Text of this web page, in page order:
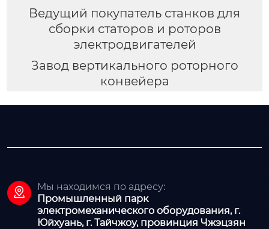
Ведущий покупатель станков для
сборки статоров и роторов
электродвигателей
Завод вертикального роторного
конвейера

Мы находимся по адресу:
Промышленный парк
электромеханического оборудования, г.
Юйхуань, г. Тайчжоу, провинция Чжэцзян